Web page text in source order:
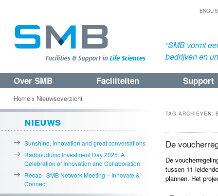
“SMB vormt
bedrijven en
Spring
naar
de
primaire
inhoud
Spring
naar
de
secundaire
inhoud
Over SMB Faciliteiten Support
TAG ARCHIEVEN:
De
De
tussen 11
plannen. Het
Home > Nieuwsoverzicht
nieuws
Sunshine, innovation and great conversations
Radboudumc Investment Day 2025: A
Celebration of Innovation and Collaboration
Recap | SMB Network Meeting – Innovate &
Connect